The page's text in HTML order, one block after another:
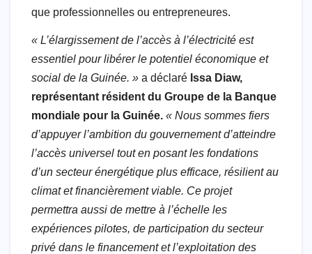
que professionnelles ou entrepreneures.
« L’élargissement de l’accès à l’électricité est
essentiel pour libérer le potentiel économique et
social de la Guinée. » a déclaré Issa Diaw,
représentant résident du Groupe de la Banque
mondiale pour la Guinée. « Nous sommes fiers
d’appuyer l’ambition du gouvernement d’atteindre
l’accès universel tout en posant les fondations
d’un secteur énergétique plus efficace, résilient au
climat et financièrement viable. Ce projet
permettra aussi de mettre à l’échelle les
expériences pilotes, de participation du secteur
privé dans le financement et l’exploitation des